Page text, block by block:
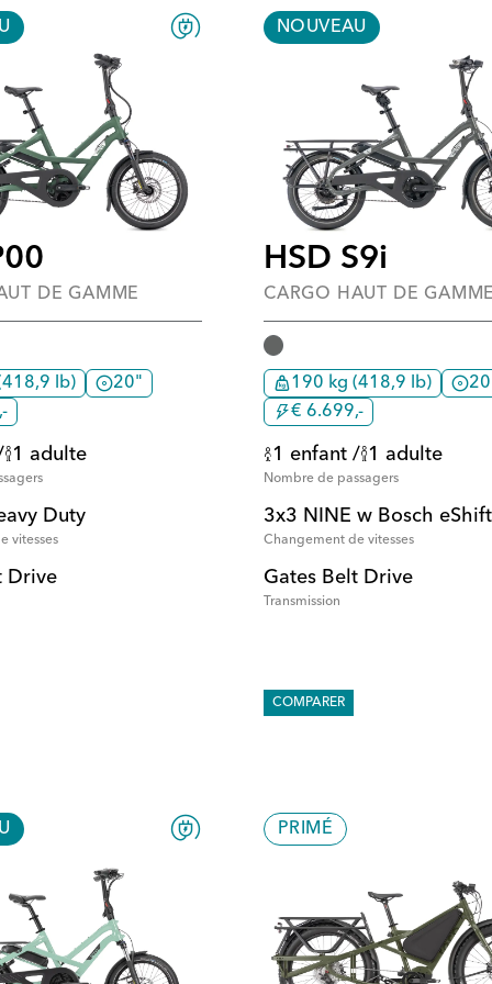
DE GAMME
lb)
20"
1 adulte
Duty
vitesses
Drive
NOUVEAU
HSD S9i
CARGO HAUT DE
190 kg (418,9 lb)
€ 6.699,-
1 enfant / 1 adulte
Nombre de passagers
3x3 NINE w Bosch eShift
Changement de vitesses
Gates Belt Drive
Transmission
COMPARER
PRIMÉ